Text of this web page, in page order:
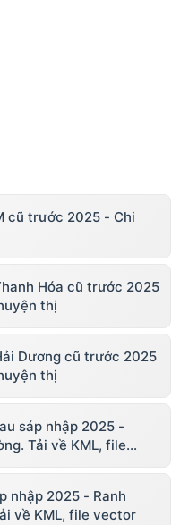
cũ trước 2025 - Chi
Hóa cũ trước 2025
thị
Dương cũ trước 2025
thị
sáp nhập 2025 -
Tải về KML, file
nhập 2025 - Ranh
về KML, file vector